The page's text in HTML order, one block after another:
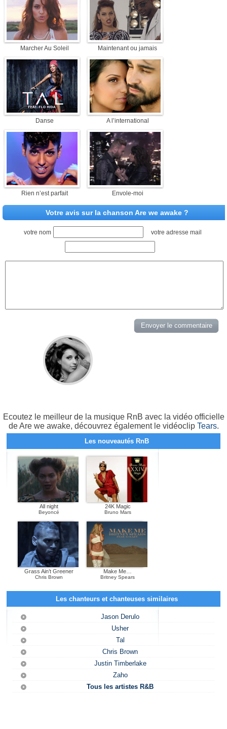
Marcher Au Soleil Maintenant ou jamais
Danse A l’international
Rien n’est parfait Envole-moi
Votre avis sur la chanson Are we awake ?
votre nom votre adresse mail
Ecoutez le meilleur de la musique RnB avec la vidéo officielle
de Are we awake, découvrez également le vidéoclip Tears.
Les nouveautés RnB
All night
Beyoncé
24K Magic
Bruno Mars
Grass Ain’t Greener
Chris Brown
Make Me…
Britney Spears
Les chanteurs et chanteuses similaires
Jason Derulo
Usher
Tal
Chris Brown
Justin Timberlake
Zaho
Tous les artistes R&B